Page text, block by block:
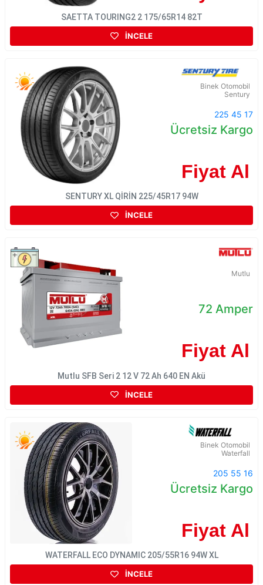
SAETTA TOURING2 2 175/65R14 82T
İNCELE
Binek Otomobil
Sentury
225 45 17
Ücretsiz Kargo
Fiyat Al
SENTURY XL QİRİN 225/45R17 94W
İNCELE
Mutlu
72 Amper
Fiyat Al
Mutlu SFB Seri 2 12 V 72 Ah 640 EN Akü
İNCELE
Binek Otomobil
Waterfall
205 55 16
Ücretsiz Kargo
Fiyat Al
WATERFALL ECO DYNAMIC 205/55R16 94W XL
İNCELE